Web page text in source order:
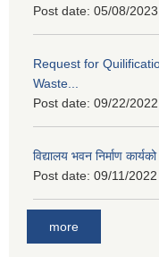
Post date: 05/08/
Request for
Waste...
Post date: 09/22/
विद्यालय भवन निर्माण
Post date: 09/11/
more